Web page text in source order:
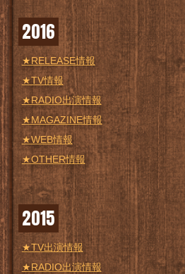
2016
★RELEASE情報
★TV情報
★RADIO出演情報
★MAGAZINE情報
★WEB情報
★OTHER情報
2015
★TV出演情報
★RADIO出演情報